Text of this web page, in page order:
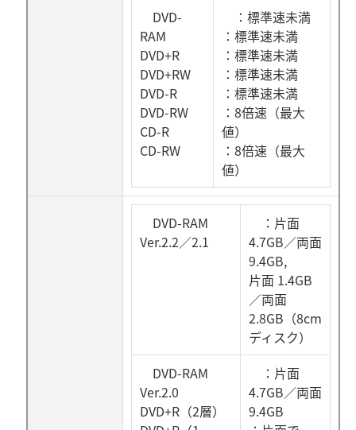
DVD-
RAM
DVD+R
DVD+RW
DVD-R
DVD-RW
CD-R
CD-RW
：標準速未満
：標準速未満
：標準速未満
：標準速未満
：標準速未満
：8倍速（最大
値）
：8倍速（最大
値）
DVD-RAM
Ver.2.2／2.1
：片面
4.7GB／両面
9.4GB,
片面 1.4GB
／両面
2.8GB（8cm
ディスク）
DVD-RAM
Ver.2.0
DVD+R（2層）
：片面
4.7GB／両面
9.4GB